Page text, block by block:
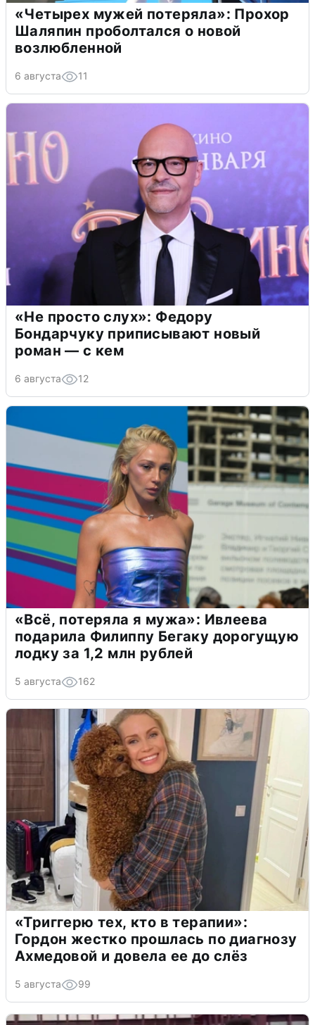
«Четырех мужей потеряла»: Прохор
Шаляпин проболтался о новой
возлюбленной
6 августа 11
«Не просто слух»: Федору
Бондарчуку приписывают новый
роман — с кем
6 августа 12
«Всё, потеряла я мужа»: Ивлеева
подарила Филиппу Бегаку дорогущую
лодку за 1,2 млн рублей
5 августа 162
«Триггерю тех, кто в терапии»:
Гордон жестко прошлась по диагнозу
Ахмедовой и довела ее до слёз
5 августа 99